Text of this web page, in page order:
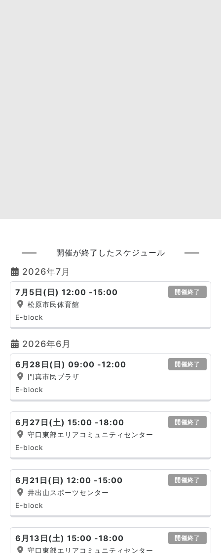
開催が終了したスケジュール
2026年7月
7月5日(日) 12:00 -15:00 開催終了
松原市民体育館
E-block
2026年6月
6月28日(日) 09:00 -12:00 開催終了
門真市民プラザ
E-block
6月27日(土) 15:00 -18:00 開催終了
守口東部エリアコミュニティセンター
E-block
6月21日(日) 12:00 -15:00 開催終了
井出山スポーツセンター
E-block
6月13日(土) 15:00 -18:00 開催終了
守口東部エリアコミュニティセンター